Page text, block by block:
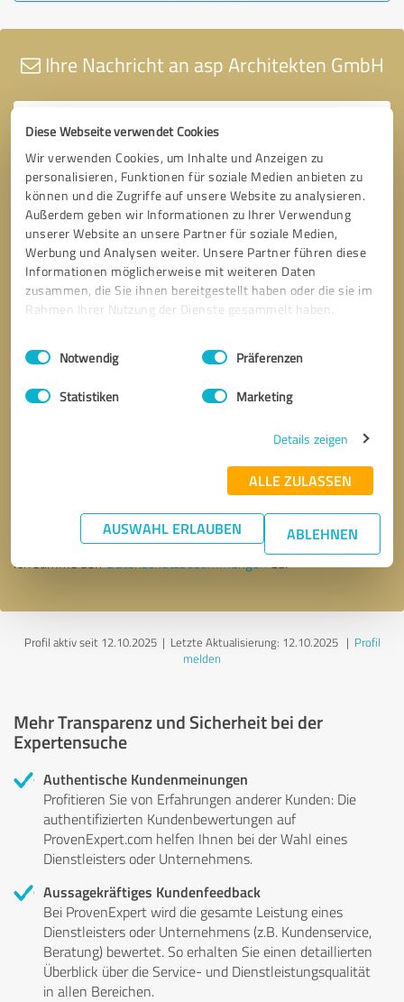
Diese Webseite verwendet Cookies
Wir verwenden Cookies, um Inhalte und Anzeigen zu
personalisieren, Funktionen für soziale Medien anbieten zu
können und die Zugriffe auf unsere Website zu analysieren.
Außerdem geben wir Informationen zu Ihrer Verwendung
unserer Website an unsere Partner für soziale Medien,
Werbung und Analysen weiter. Unsere Partner führen diese
Informationen möglicherweise mit weiteren Daten
zusammen, die Sie ihnen bereitgestellt haben oder die sie im
Rahmen Ihrer Nutzung der Dienste gesammelt haben.
Impressum Datenschutzbestimmungen
Einwilligungsauswahl
Notwendig Präferenzen
Statistiken Marketing
Details zeigen
ALLE ZULASSEN
AUSWAHL ERLAUBEN ABLEHNEN
Ihre Nachricht an asp Architekten GmbH
* Erforderliche Angaben
Nachricht senden
Ich stimme denDatenschutzbestimmungenzu.
Profil aktiv seit 12.10.2025 | Letzte Aktualisierung: 12.10.2025| Profil
melden
Mehr Transparenz und Sicherheit bei der
Expertensuche
Authentische Kundenmeinungen
Profitieren Sie von Erfahrungen anderer Kunden: Die
authentifizierten Kundenbewertungen auf
ProvenExpert.com helfen Ihnen bei der Wahl eines
Dienstleisters oder Unternehmens.
Aussagekräftiges Kundenfeedback
Bei ProvenExpert wird die gesamte Leistung eines
Dienstleisters oder Unternehmens (z.B. Kundenservice,
Beratung) bewertet. So erhalten Sie einen detaillierten
Überblick über die Service- und Dienstleistungsqualität
in allen Bereichen.